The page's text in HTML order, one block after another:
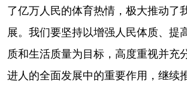
了亿万人民的体育热情，极大推动了
展。我们要坚持以增强人民体质、提
质和生活质量为目标，高度重视并充
进人的全面发展中的重要作用，继续